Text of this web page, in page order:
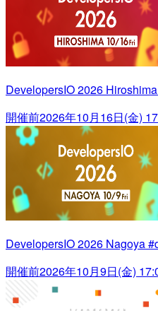
DevelopersIO 2026
開催前2026年10月16日(金)
DevelopersIO 2026 Nagoya
開催前2026年10月9日(金)